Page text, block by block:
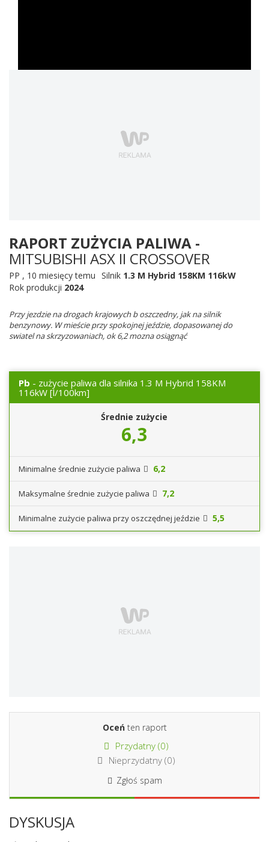
RAPORT ZUŻYCIA PALIWA -
MITSUBISHI ASX II CROSSOVER
PP , 10 miesięcy temu Silnik 1.3 M Hybrid 158KM 116kW
Rok produkcji 2024
Przy jezdzie na drogach krajowych b oszczedny, jak na silnik
benzynowy. W mieście przy spokojnej jeździe, dopasowanej do
swiatel na skrzyzowaniach, ok 6,2 mozna osiągnąć
Pb - zużycie paliwa dla silnika 1.3 M Hybrid 158KM
116kW [l/100km]
Średnie zużycie
6,3
Minimalne średnie zużycie paliwa 6,2
Maksymalne średnie zużycie paliwa 7,2
Minimalne zużycie paliwa przy oszczędnej jeździe 5,5
Oceńten raport
Przydatny (0)
Nieprzydatny (0)
Zgłoś spam
DYSKUSJA